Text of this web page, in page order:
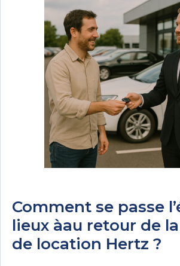
Comment se passe
lieux àau retour de
de location Hertz ?